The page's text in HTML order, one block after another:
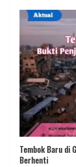
Tembok Baru di
Berhenti